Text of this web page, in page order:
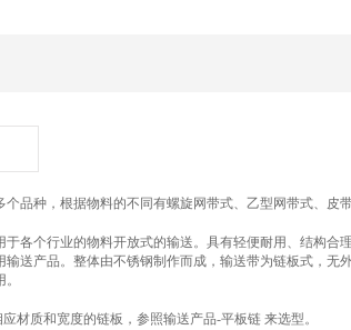
品种，根据物料的不同有螺旋网带式、乙型网带式、皮
各个行业的物料开放式的输送。具有轻便耐用、结构合
送产品。整体由不锈钢制作而成，输送带为链板式，
材质和宽度的链板，参照输送产品-平板链 来选型。